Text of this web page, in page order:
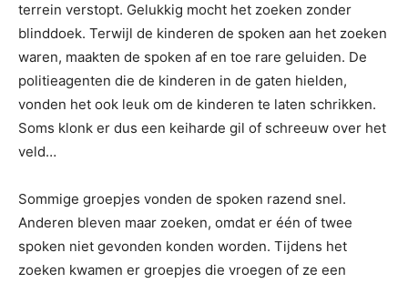
terrein verstopt. Gelukkig mocht het zoeken zonder
blinddoek. Terwijl de kinderen de spoken aan het zoeken
waren, maakten de spoken af en toe rare geluiden. De
politieagenten die de kinderen in de gaten hielden,
vonden het ook leuk om de kinderen te laten schrikken.
Soms klonk er dus een keiharde gil of schreeuw over het
veld…
Sommige groepjes vonden de spoken razend snel.
Anderen bleven maar zoeken, omdat er één of twee
spoken niet gevonden konden worden. Tijdens het
zoeken kwamen er groepjes die vroegen of ze een